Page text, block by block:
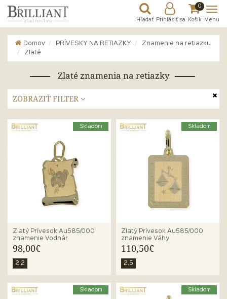
Hľadať Prihlásiť sa
0
Košík Menu
Domov PRÍVESKY NA RETIAZKY
Znamenie na retiazku
Zlaté
Zlaté znamenia na retiazky
ZOBRAZIŤ FILTER
Skladom
Zlatý Prívesok Au585/000
znamenie Vodnár
98,00€
2.2
Skladom
Zlatý Prívesok Au585/000
znamenie Váhy
110,50€
2.5
Skladom Skladom